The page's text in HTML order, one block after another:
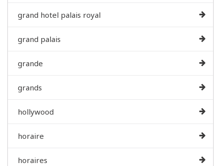
grand hotel palais royal
grand palais
grande
grands
hollywood
horaire
horaires